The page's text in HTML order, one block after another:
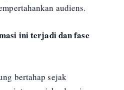
audiens.
ini terjadi dan fase
bertahap sejak